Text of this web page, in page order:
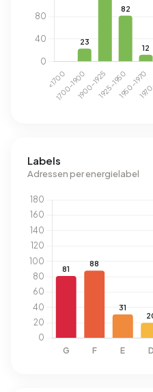
Labels
Adressen per energielabel